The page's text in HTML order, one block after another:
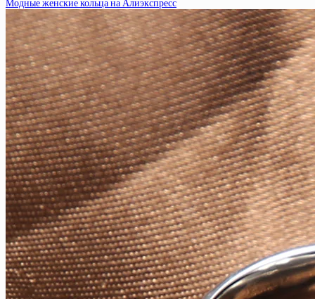
Модные женские кольца на Алиэкспресс